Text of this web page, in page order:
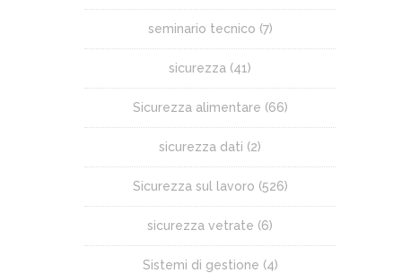
seminario tecnico (7)
sicurezza (41)
Sicurezza alimentare (66)
sicurezza dati (2)
Sicurezza sul lavoro (526)
sicurezza vetrate (6)
Sistemi di gestione (4)